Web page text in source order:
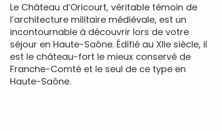
Le Château d’Oricourt, véritable témoin de
l’architecture militaire médiévale, est un
incontournable à découvrir lors de votre
séjour en Haute-Saône. Édifié au XIIe siècle, il
est le château-fort le mieux conservé de
Franche-Comté et le seul de ce type en
Haute-Saône.